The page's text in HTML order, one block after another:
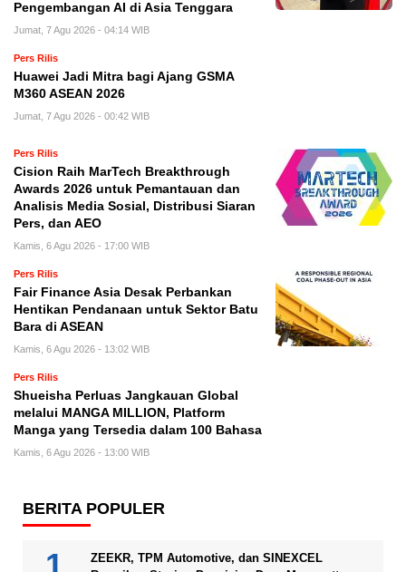
Pengembangan AI di Asia Tenggara
Jumat, 7 Agu 2026 - 04:14 WIB
Pers Rilis
Huawei Jadi Mitra bagi Ajang GSMA
M360 ASEAN 2026
Jumat, 7 Agu 2026 - 00:42 WIB
Pers Rilis
Cision Raih MarTech Breakthrough
Awards 2026 untuk Pemantauan dan
Analisis Media Sosial, Distribusi Siaran
Pers, dan AEO
Kamis, 6 Agu 2026 - 17:00 WIB
Pers Rilis
Fair Finance Asia Desak Perbankan
Hentikan Pendanaan untuk Sektor Batu
Bara di ASEAN
Kamis, 6 Agu 2026 - 13:02 WIB
Pers Rilis
Shueisha Perluas Jangkauan Global
melalui MANGA MILLION, Platform
Manga yang Tersedia dalam 100 Bahasa
Kamis, 6 Agu 2026 - 13:00 WIB
BERITA POPULER
ZEEKR, TPM Automotive, dan SINEXCEL